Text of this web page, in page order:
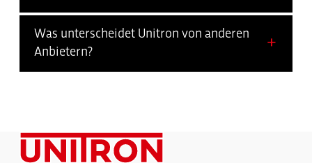
Was unterscheidet Unitron von anderen
Anbietern?